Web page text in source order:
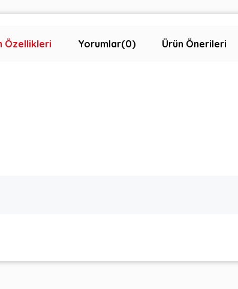
Özellikleri Yorumlar(0) Ürün Önerileri